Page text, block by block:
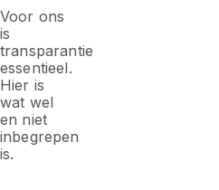
Voor ons
is
transparantie
essentieel.
Hier is
wat wel
en niet
inbegrepen
is.